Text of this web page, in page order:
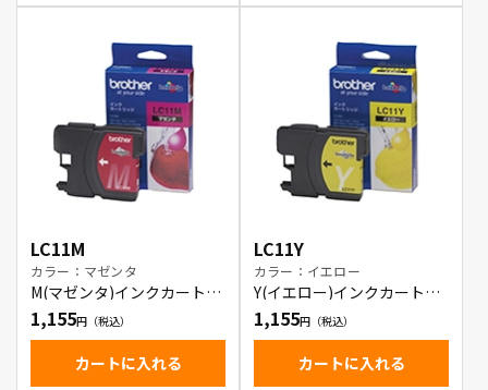
LC11M
カラー：マゼンタ
M(マゼンタ)インクカートリ
ッジ
1,155
カートに入れる
LC11Y
カラー：イエロー
Y(イエロー)インクカートリ
ッジ
1,155
カートに入れる